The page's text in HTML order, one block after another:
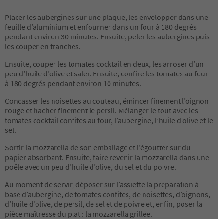
Placer les aubergines sur une plaque, les envelopper dans une
feuille d’aluminium et enfourner dans un four à 180 degrés
pendant environ 30 minutes. Ensuite, peler les aubergines puis
les couper en tranches.
Ensuite, couper les tomates cocktail en deux, les arroser d’un
peu d’huile d’olive et saler. Ensuite, confire les tomates au four
à 180 degrés pendant environ 10 minutes.
Concasser les noisettes au couteau, émincer finement l’oignon
rouge et hacher finement le persil. Mélanger le tout avec les
tomates cocktail confites au four, l’aubergine, l’huile d’olive et le
sel.
Sortir la mozzarella de son emballage et l’égoutter sur du
papier absorbant. Ensuite, faire revenir la mozzarella dans une
poêle avec un peu d’huile d’olive, du sel et du poivre.
Au moment de servir, déposer sur l’assiette la préparation à
base d’aubergine, de tomates confites, de noisettes, d’oignons,
d’huile d’olive, de persil, de sel et de poivre et, enfin, poser la
pièce maîtresse du plat : la mozzarella grillée.